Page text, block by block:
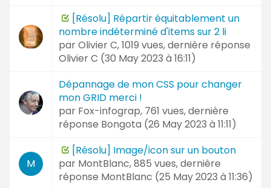
[Résolu] Répartir équitablement un
nombre indéterminé d'items sur 2 li
parOlivier C, 1019 vues, dernière réponse
Olivier C (30 May 2023 à 16:11)
Dépannage de mon CSS pour changer
mon GRID merci !
par Fox-infograp, 761 vues, dernière
réponse Bongota (26 May 2023 à 11:11)
M
[Résolu] Image/icon sur un bouton
par MontBlanc, 885 vues, dernière
réponse MontBlanc (25 May 2023 à 11:36)